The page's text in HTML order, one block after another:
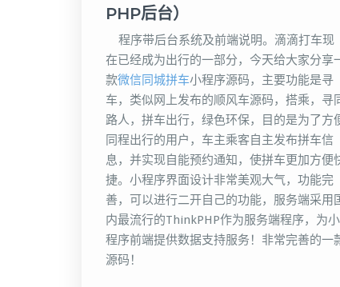
PHP后台）
程序带后台系统及前端说明。滴滴打车现
在已经成为出行的一部分，今天给大家分享
款微信同城拼车小程序源码，主要功能是寻
车，类似网上发布的顺风车源码，搭乘，寻
路人，拼车出行，绿色环保，目的是为了方
同程出行的用户，车主乘客自主发布拼车信
息，并实现自能预约通知，使拼车更加方便
捷。小程序界面设计非常美观大气，功能完
善，可以进行二开自己的功能，服务端采用
内最流行的ThinkPHP作为服务端程序，为小
程序前端提供数据支持服务！非常完善的一
源码！